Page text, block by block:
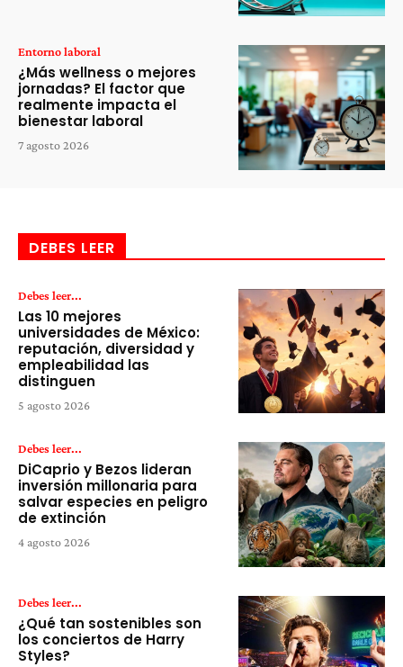
Entorno laboral
¿Más wellness o mejores
jornadas? El factor que
realmente impacta el
bienestar laboral
7 agosto 2026
DEBES LEER
Debes leer...
Las 10 mejores
universidades de México:
reputación, diversidad y
empleabilidad las
distinguen
5 agosto 2026
Debes leer...
DiCaprio y Bezos lideran
inversión millonaria para
salvar especies en peligro
de extinción
4 agosto 2026
Debes leer...
¿Qué tan sostenibles son
los conciertos de Harry
Styles?